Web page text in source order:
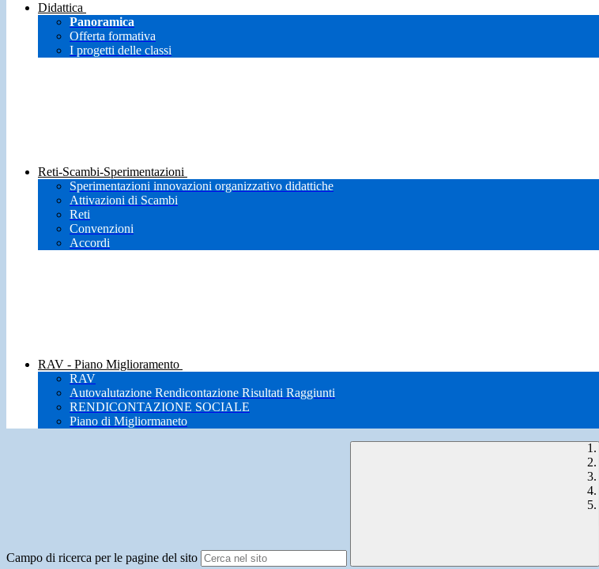
Didattica
Panoramica
Offerta formativa
I progetti delle classi
Reti-Scambi-Sperimentazioni
Sperimentazioni innovazioni organizzativo didattiche
Attivazioni di Scambi
Reti
Convenzioni
Accordi
RAV - Piano Miglioramento
RAV
Autovalutazione Rendicontazione Risultati Raggiunti
RENDICONTAZIONE SOCIALE
Piano di Migliormaneto
Campo di ricerca per le pagine del sito